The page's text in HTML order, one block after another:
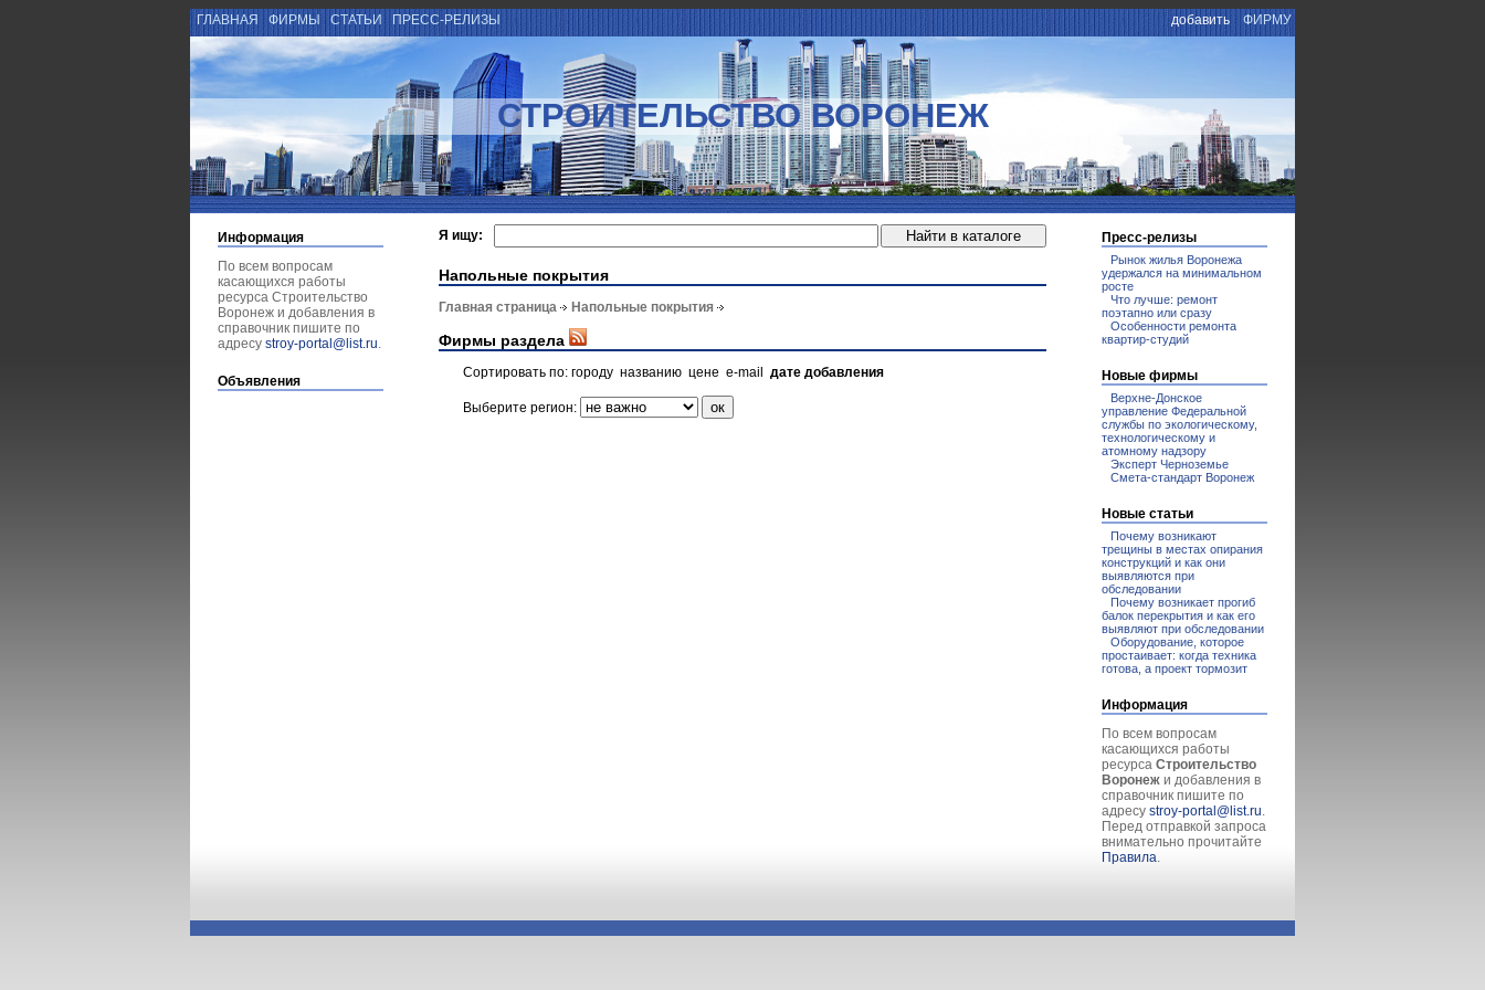
ГЛАВНАЯ ФИРМЫ СТАТЬИ ПРЕСС-РЕЛИЗЫ добавить ФИРМУ
СТРОИТЕЛЬСТВО ВОРОНЕЖ
Информация
По всем вопросам
касающихся работы
ресурса Строительство
Воронеж и добавления в
справочник пишите по
адресу stroy-portal@list.ru.
Объявления
Я ищу:
Напольные покрытия
Главная страница Напольные покрытия
Фирмы раздела
Сортировать по: городу названию цене e-mail дате добавления
Выберите регион:
Пресс-релизы
Рынок жилья Воронежа
удержался на минимальном
росте
Что лучше: ремонт
поэтапно или сразу
Особенности ремонта
квартир-студий
Новые фирмы
Верхне-Донское
управление Федеральной
службы по экологическому,
технологическому и
атомному надзору
Эксперт Черноземье
Смета-стандарт Воронеж
Новые статьи
Почему возникают
трещины в местах опирания
конструкций и как они
выявляются при
обследовании
Почему возникает прогиб
балок перекрытия и как его
выявляют при обследовании
Оборудование, которое
простаивает: когда техника
готова, а проект тормозит
Информация
По всем вопросам
касающихся работы
ресурса Строительство
Воронеж и добавления в
справочник пишите по
адресу stroy-portal@list.ru.
Перед отправкой запроса
внимательно прочитайте
Правила.